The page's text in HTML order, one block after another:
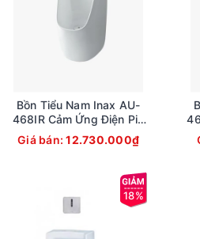
Bồn Tiểu Nam Inax AU-
468IR Cảm Ứng Điện Pin
0.5 Lít Tiết Kiệm Nước
Giá bán:12.730.000₫
18%